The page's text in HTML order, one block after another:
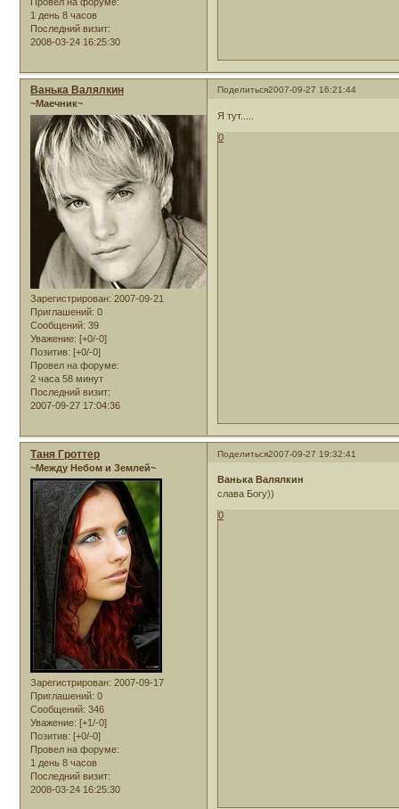
1 день 8 часов
Последний визит:
2008-03-24 16:25:30
Поделиться2007-09-27 16:21:44
Ванька Валялкин
~Маечник~
Зарегистрирован: 2007-09-21
Приглашений: 0
Сообщений: 39
Уважение: [+0/-0]
Позитив: [+0/-0]
Провел на форуме:
2 часа 58 минут
Последний визит:
2007-09-27 17:04:36
Я тут.....
0
Поделиться2007-09-27 19:32:41
Таня Гроттер
~Между Небом и Землей~
Зарегистрирован: 2007-09-17
Приглашений: 0
Сообщений: 346
Уважение: [+1/-0]
Позитив: [+0/-0]
Провел на форуме:
1 день 8 часов
Последний визит:
2008-03-24 16:25:30
Ванька Валялкин
слава Богу))
0